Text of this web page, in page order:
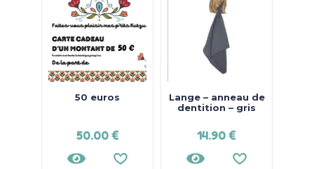
50 euros
50.00€
Lange – anneau de
dentition – gris
14.90€